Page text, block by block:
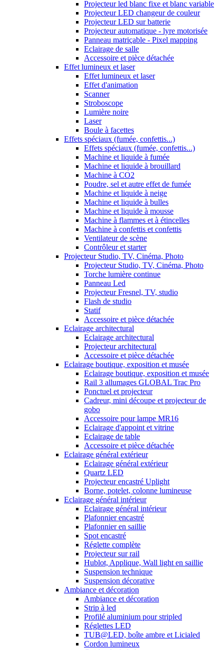
Projecteur led blanc fixe et blanc variable
Projecteur LED changeur de couleur
Projecteur LED sur batterie
Projecteur automatique - lyre motorisée
Panneau matriçable - Pixel mapping
Eclairage de salle
Accessoire et pièce détachée
Effet lumineux et laser
Effet lumineux et laser
Effet d'animation
Scanner
Stroboscope
Lumière noire
Laser
Boule à facettes
Effets spéciaux (fumée, confettis...)
Effets spéciaux (fumée, confettis...)
Machine et liquide à fumée
Machine et liquide à brouillard
Machine à CO2
Poudre, sel et autre effet de fumée
Machine et liquide à neige
Machine et liquide à bulles
Machine et liquide à mousse
Machine à flammes et à étincelles
Machine à confettis et confettis
Ventilateur de scène
Contrôleur et starter
Projecteur Studio, TV, Cinéma, Photo
Projecteur Studio, TV, Cinéma, Photo
Torche lumière continue
Panneau Led
Projecteur Fresnel, TV, studio
Flash de studio
Statif
Accessoire et pièce détachée
Eclairage architectural
Eclairage architectural
Projecteur architectural
Accessoire et pièce détachée
Eclairage boutique, exposition et musée
Eclairage boutique, exposition et musée
Rail 3 allumages GLOBAL Trac Pro
Ponctuel et projecteur
Cadreur, mini découpe et projecteur de
gobo
Accessoire pour lampe MR16
Eclairage d'appoint et vitrine
Eclairage de table
Accessoire et pièce détachée
Eclairage général extérieur
Eclairage général extérieur
Quartz LED
Projecteur encastré Uplight
Borne, potelet, colonne lumineuse
Eclairage général intérieur
Eclairage général intérieur
Plafonnier encastré
Plafonnier en saillie
Spot encastré
Réglette complète
Projecteur sur rail
Hublot, Applique, Wall light en saillie
Suspension technique
Suspension décorative
Ambiance et décoration
Ambiance et décoration
Strip à led
Profilé aluminium pour stripled
Réglettes LED
TUB@LED, boîte ambre et Licialed
Cordon lumineux